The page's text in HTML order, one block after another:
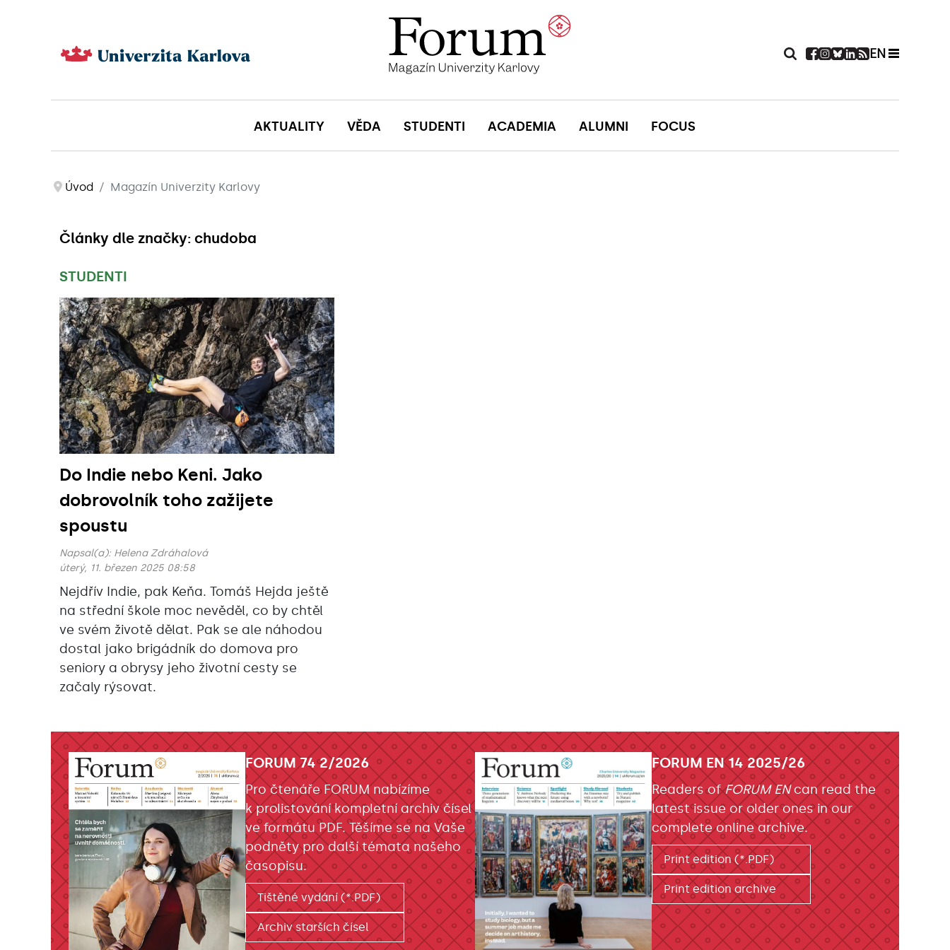
EN
AKTUALITY VĚDA STUDENTI ACADEMIA ALUMNI FOCUS
Úvod Magazín Univerzity Karlovy
Články dle značky: chudoba
STUDENTI
Do Indie nebo Keni. Jako
dobrovolník toho zažijete
spoustu
Napsal(a): Helena Zdráhalová
úterý, 11. březen 2025 08:58
Nejdřív Indie, pak Keňa. Tomáš Hejda ještě
na střední škole moc nevěděl, co by chtěl
ve svém životě dělat. Pak se ale náhodou
dostal jako brigádník do domova pro
seniory a obrysy jeho životní cesty se
začaly rýsovat.
FORUM 74 2/2026
Pro čtenáře FORUM nabízíme
k prolistování kompletní archiv čísel
ve formátu PDF. Těšíme se na Vaše
podněty pro další témata našeho
časopisu.
Tištěné vydání (*.PDF)
Archiv starších čísel
FORUM EN 14 2025/26
Readers ofFORUM ENcan read the
latest issue or older ones in our
complete online archive.
Print edition (*.PDF)
Print edition archive